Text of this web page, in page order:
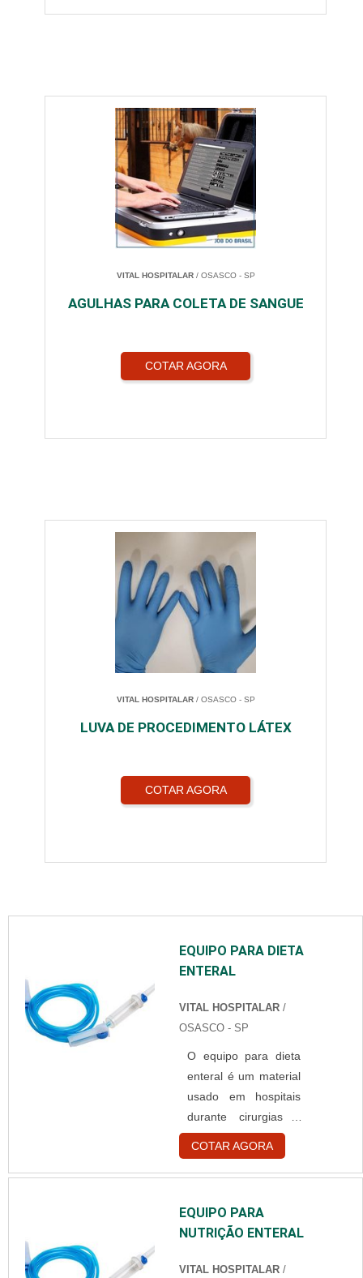
VITAL HOSPITALAR/ OSASCO - SP
AGULHAS PARA COLETA DE SANGUE
COTAR AGORA
VITAL HOSPITALAR/ OSASCO - SP
LUVA DE PROCEDIMENTO LÁTEX
COTAR AGORA
EQUIPO PARA DIETA
ENTERAL
VITAL HOSPITALAR /
OSASCO - SP
O equipo para dieta
enteral é um material
usado em hospitais
durante cirurgias e
ingestão de
medicamentos de
forma contínua e
pacientes. Detalhes
técnicos sobre o
COTAR AGORA
EQUIPO PARA
NUTRIÇÃO ENTERAL
VITAL HOSPITALAR /